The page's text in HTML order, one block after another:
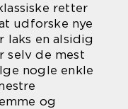
retter
udforske nye
en alsidig
selv de mest
nogle enkle
og